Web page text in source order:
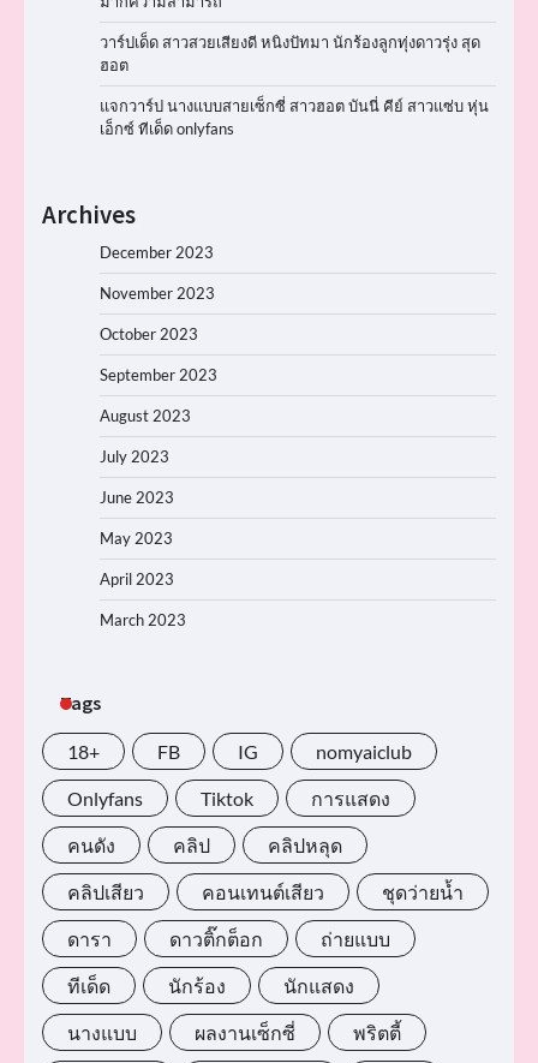
วาร์ปเด็ด สาวสวยเสียงดี หนิงปัทมา นักร้องลูกทุ่งดาวรุ่ง สุด
ฮอต
แจกวาร์ป นางแบบสายเซ็กซี่ สาวฮอต บันนี่ คีย์ สาวแซ่บ หุ่น
เอ็กซ์ ทีเด็ด onlyfans
Archives
December 2023
November 2023
October 2023
September 2023
August 2023
July 2023
June 2023
May 2023
April 2023
March 2023
Tags
18+ FB IG nomyaiclub
Onlyfans Tiktok การแสดง
คนดัง คลิป คลิปหลุด
คลิปเสียว คอนเทนต์เสียว ชุดว่ายน้ำ
ดารา ดาวติ๊กต็อก ถ่ายแบบ
ทีเด็ด นักร้อง นักแสดง
นางแบบ ผลงานเซ็กซี่ พริตตี้